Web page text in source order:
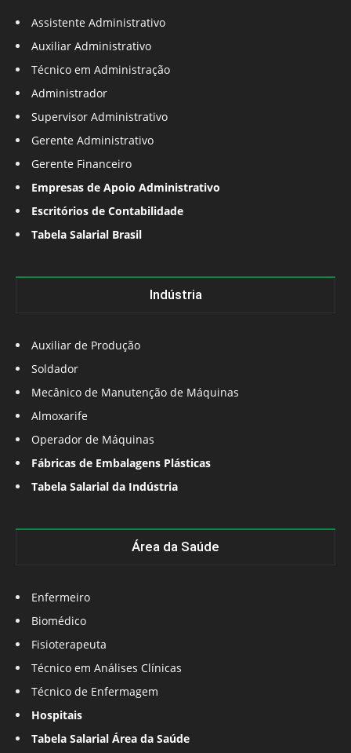
Assistente Administrativo
Auxiliar Administrativo
Técnico em Administração
Administrador
Supervisor Administrativo
Gerente Administrativo
Gerente Financeiro
Empresas de Apoio Administrativo
Escritórios de Contabilidade
Tabela Salarial Brasil
Indústria
Auxiliar de Produção
Soldador
Mecânico de Manutenção de Máquinas
Almoxarife
Operador de Máquinas
Fábricas de Embalagens Plásticas
Tabela Salarial da Indústria
Área da Saúde
Enfermeiro
Biomédico
Fisioterapeuta
Técnico em Análises Clínicas
Técnico de Enfermagem
Hospitais
Tabela Salarial Área da Saúde